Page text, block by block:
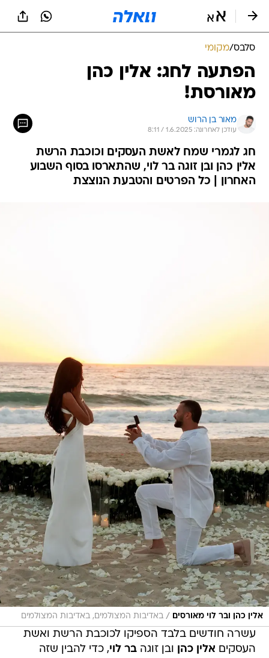
סלבס/מקומי
הפתעה לחג: אלין כהן
מאורסת!
מאור בן הרוש
עודכן לאחרונה: 1.6.2025 / 8:11
חג לגמרי שמח לאשת העסקים וכוכבת הרשת
אלין כהן ובן זוגה בר לוי, שהתארסו בסוף השבוע
האחרון | כל הפרטים והטבעת הנוצצת
אלין כהן ובר לוי מאורסים / באדיבות המצולמים, באדיבות המצולמים
עשרה חודשים בלבד הספיקו לכוכבת הרשת ואשת
העסקים אלין כהן ובן זוגהבר לוי, כדי להבין שזה